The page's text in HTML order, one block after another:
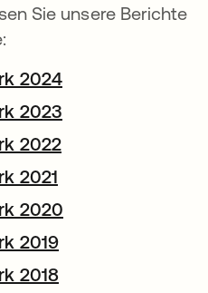
Sie unsere Berichte
2024
2023
2022
2021
2020
2019
2018